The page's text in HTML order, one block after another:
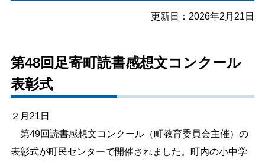
暮らし・手続き
しごと・産業
文字サイズ
標準 拡大
更新日： 2026年2月21日
第48回足寄町読書感想文コンクール
表彰式
２月21日
第49回読書感想文コンクール（町教育委員会主催）の
表彰式が町民センターで開催されました。町内の小中学